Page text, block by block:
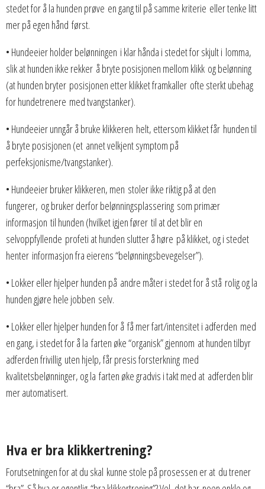
stedet for å la hunden prøve en gang til på samme kriterie eller tenke litt
mer på egen hånd først.
• Hundeeier holder belønningen i klar hånda i stedet for skjult i lomma,
slik at hunden ikke rekker å bryte posisjonen mellom klikk og belønning
(at hunden bryter posisjonen etter klikket framkaller ofte sterkt ubehag
for hundetrenere med tvangstanker).
• Hundeeier unngår å bruke klikkeren helt, ettersom klikket får hunden til
å bryte posisjonen (et annet velkjent symptom på
perfeksjonisme/tvangstanker).
• Hundeeier bruker klikkeren, men stoler ikke riktig på at den
fungerer, og bruker derfor belønningsplassering som primær
informasjon til hunden (hvilket igjen fører til at det blir en
selvoppfyllende profeti at hunden slutter å høre på klikket, og i stedet
henter informasjon fra eierens “belønningsbevegelser”).
• Lokker eller hjelper hunden på andre måter i stedet for å stå rolig og la
hunden gjøre hele jobben selv.
• Lokker eller hjelper hunden for å få mer fart/intensitet i adferden med
en gang, i stedet for å la farten øke “organisk” gjennom at hunden tilbyr
adferden frivillig uten hjelp, får presis forsterkning med
kvalitetsbelønninger, og la farten øke gradvis i takt med at adferden blir
mer automatisert.
Hva er bra klikkertrening?
Forutsetningen for at du skal kunne stole på prosessen er at du trener